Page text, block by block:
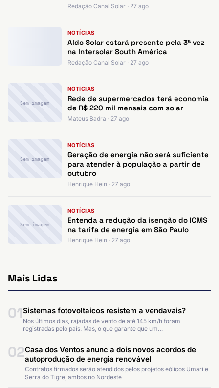
Redação Canal Solar · 27 ago
NOTÍCIAS
Aldo Solar estará presente pela 3ª vez
na Intersolar South América
Redação Canal Solar · 27 ago
Sem imagem
NOTÍCIAS
Rede de supermercados terá economia
de R$ 220 mil mensais com solar
Mateus Badra · 27 ago
Sem imagem
NOTÍCIAS
Geração de energia não será suficiente
para atender à população a partir de
outubro
Henrique Hein · 27 ago
Sem imagem
NOTÍCIAS
Entenda a redução da isenção do ICMS
na tarifa de energia em São Paulo
Henrique Hein · 27 ago
Mais Lidas
01Sistemas fotovoltaicos resistem a vendavais?
Nos últimos dias, rajadas de vento de até 145 km/h foram
registradas pelo país. Mas, o que garante que um…
02Casa dos Ventos anuncia dois novos acordos de
autoprodução de energia renovável
Contratos firmados serão atendidos pelos projetos eólicos Umari e
Serra do Tigre, ambos no Nordeste